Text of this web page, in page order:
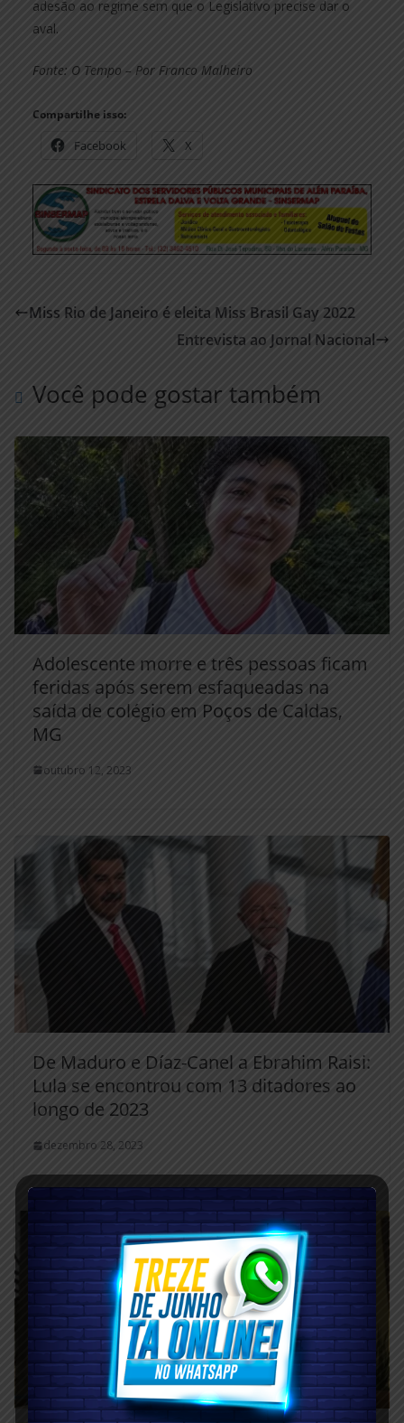
adesão ao regime sem que o Legislativo precise dar o
aval.
Fonte: O Tempo – Por Franco Malheiro
Compartilhe isso:
Facebook X
Miss Rio de Janeiro é eleita Miss Brasil Gay 2022
Entrevista ao Jornal Nacional
Você pode gostar também
Adolescente morre e três pessoas ficam
feridas após serem esfaqueadas na
saída de colégio em Poços de Caldas,
MG
outubro 12, 2023
De Maduro e Díaz-Canel a Ebrahim Raisi:
Lula se encontrou com 13 ditadores ao
longo de 2023
dezembro 28, 2023